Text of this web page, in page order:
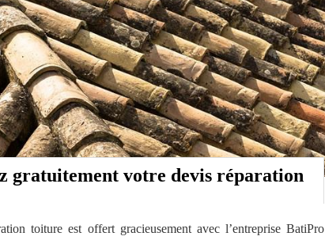
gratuitement votre devis réparation
toiture est offert gracieusement avec l’entreprise BatiPro